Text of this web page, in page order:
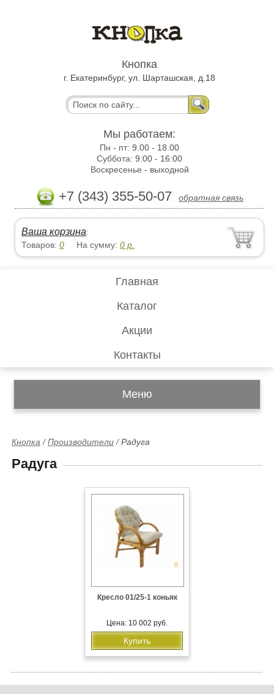
Кнопка
г. Екатеринбург, ул. Шарташская, д.18
Мы работаем:
Пн - пт:9.00 - 18.00
Суббота:9:00 - 16:00
Воскресенье - выходной
+7 (343) 355-50-07 обратная связь
Ваша корзина:
Товаров:0 На сумму:0 р.
Главная
Каталог
Акции
Контакты
Меню
Кнопка /Производители /Радуга
Радуга
Кресло 01/25-1 коньяк
Цена: 10 002 руб.
Купить